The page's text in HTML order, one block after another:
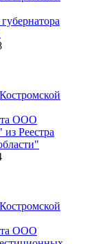
ООО
Реестра
ООО